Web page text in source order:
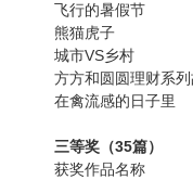
飞行的暑
熊猫虎子
城市VS乡
方方和圆圆
在禽流感的
三等奖（35篇）
获奖作品